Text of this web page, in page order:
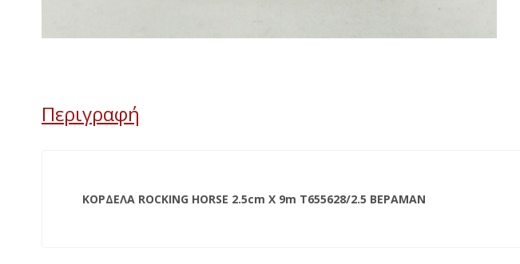
Το Uniker.grαπευθύνεται μόνο σε εμπόρους
Περιγραφή
ΚΟΡΔΕΛΑ ROCKING HORSE 2.5cm X 9m Τ655628/2.5 ΒΕΡΑΜΑΝ